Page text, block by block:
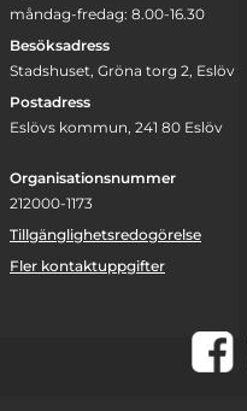
måndag-fredag: 8.00-16.30
Besöksadress
Stadshuset, Gröna torg 2, Eslöv
Postadress
Eslövs kommun, 241 80 Eslöv
Organisationsnummer
212000-1173
Tillgänglighetsredogörelse
Fler kontaktuppgifter